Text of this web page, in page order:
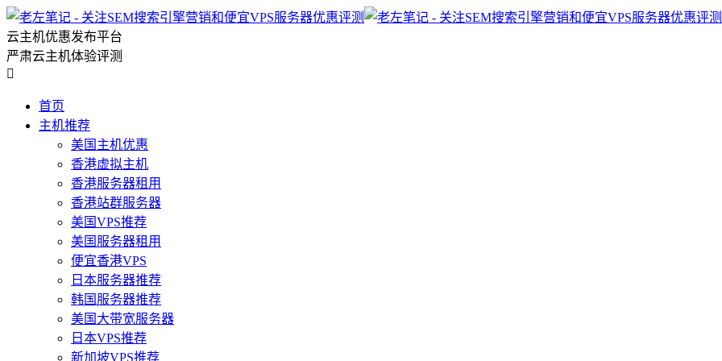
云主机优惠发布平台
严肃云主机体验评测

首页
主机推荐
美国主机优惠
香港虚拟主机
香港服务器租用
香港站群服务器
美国VPS推荐
美国服务器租用
便宜香港VPS
日本服务器推荐
韩国服务器推荐
美国大带宽服务器
日本VPS推荐
新加坡VPS推荐